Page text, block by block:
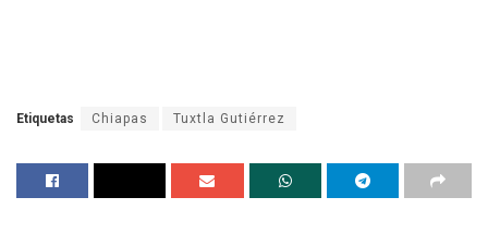
Etiquetas Chiapas Tuxtla Gutiérrez